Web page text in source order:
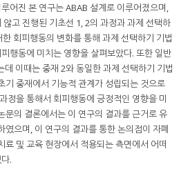
어진 본 연구는 ABAB 설계로 이루어졌으며,
고 진행된 기초선 1, 2의 과정과 과제 선택하
회피행동의 변화를 통해 과제 선택하기 기법
행동에 미치는 영향을 살펴보았다. 또한 일반
이때는 중재 2와 동일한 과제 선택하기 기법
기 중재에서 기능적 관계가 성립되는 것으로
정을 통해서 회피행동에 긍정적인 영향을 미
문의 결론에서는 이 연구의 결과를 근거로 유
였으며, 이 연구의 결과를 통한 논의점이 자폐
료 및 교육 현장에서 적용되는 측면에서 어떠
.